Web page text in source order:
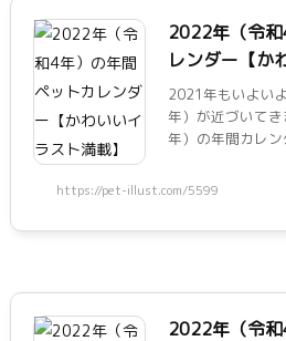
2022年（令
レンダー【か
2021年もいよい
年）が近づいて
年）の年間カレン
https://pet-illust.com/5599
2022年（令